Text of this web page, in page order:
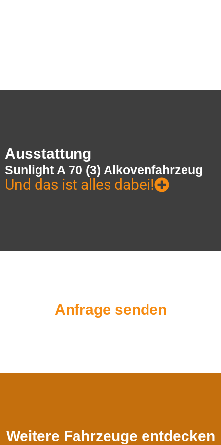
Ausstattung
Sunlight A 70 (3) Alkovenfahrzeug
Und das ist alles dabei!
Anfrage senden
Weitere Fahrzeuge entdecken